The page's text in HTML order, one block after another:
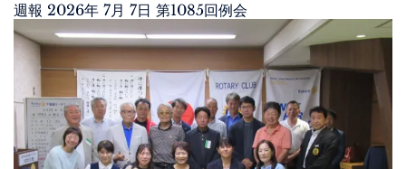
週報 2026年 7月 7日 第1085回例会